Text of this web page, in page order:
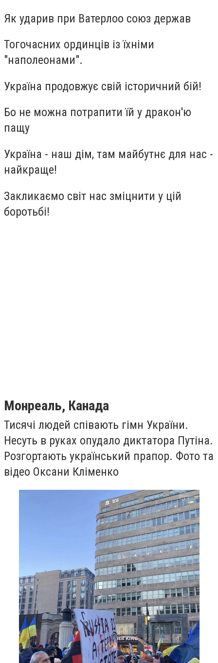
Як ударив при Ватерлоо союз держав
Тогочасних ординців із їхніми
"наполеонами".
Україна продовжує свій історичний бій!
Бо не можна потрапити їй у дракон'ю
пащу
Україна - наш дім, там майбутнє для нас -
найкраще!
Закликаємо світ нас зміцнити у цій
боротьбі!
Монреаль, Канада
Тисячі людей співають гімн України.
Несуть в руках опудало диктатора Путіна.
Розгортають український прапор. Фото та
відео Оксани Кліменко